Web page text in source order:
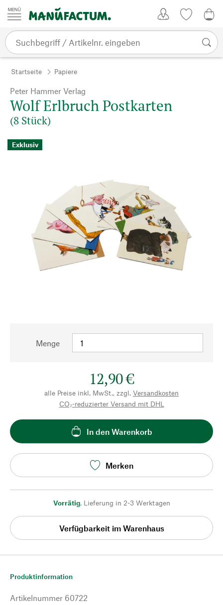
Zum Inhalt springen
Startseite Papiere
Peter Hammer Verlag
Wolf Erlbruch Postkarten
(8 Stück)
Exklusiv
Menge
12,90 €
alle Preise inkl. MwSt., zzgl. Versandkosten
CO₂-reduzierter Versand mit DHL
In den Warenkorb
Merken
Vorrätig, Lieferung in 2-3 Werktagen
Verfügbarkeit im Warenhaus
Produktinformation
Artikelnummer 60722